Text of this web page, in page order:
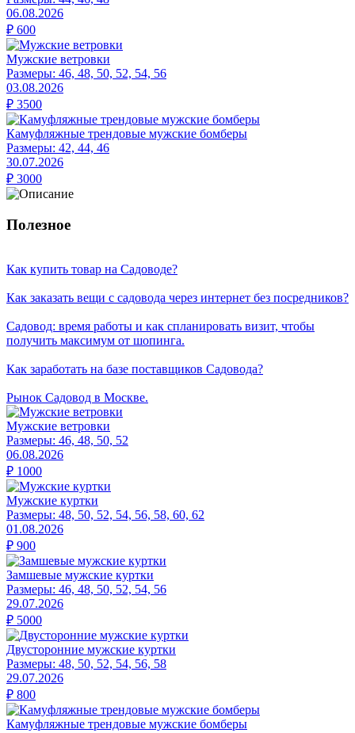
06.08.2026
₽ 600
Мужские ветровки
Размеры: 46, 48, 50, 52, 54, 56
03.08.2026
₽ 3500
Камуфляжные трендовые мужские бомберы
Размеры: 42, 44, 46
30.07.2026
₽ 3000
Полезное
Как купить товар на Cадоводе?
Как заказать вещи с садовода через интернет без посредников?
Садовод: время работы и как спланировать визит, чтобы
получить максимум от шопинга.
Как заработать на базе поставщиков Садовода?
Рынок Садовод в Москве.
Мужские ветровки
Размеры: 46, 48, 50, 52
06.08.2026
₽ 1000
Мужские куртки
Размеры: 48, 50, 52, 54, 56, 58, 60, 62
01.08.2026
₽ 900
Замшевые мужские куртки
Размеры: 46, 48, 50, 52, 54, 56
29.07.2026
₽ 5000
Двусторонние мужские куртки
Размеры: 48, 50, 52, 54, 56, 58
29.07.2026
₽ 800
Камуфляжные трендовые мужские бомберы